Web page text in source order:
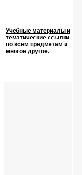
Учебные материалы и
тематические ссылки
по всем предметам и
многое другое.